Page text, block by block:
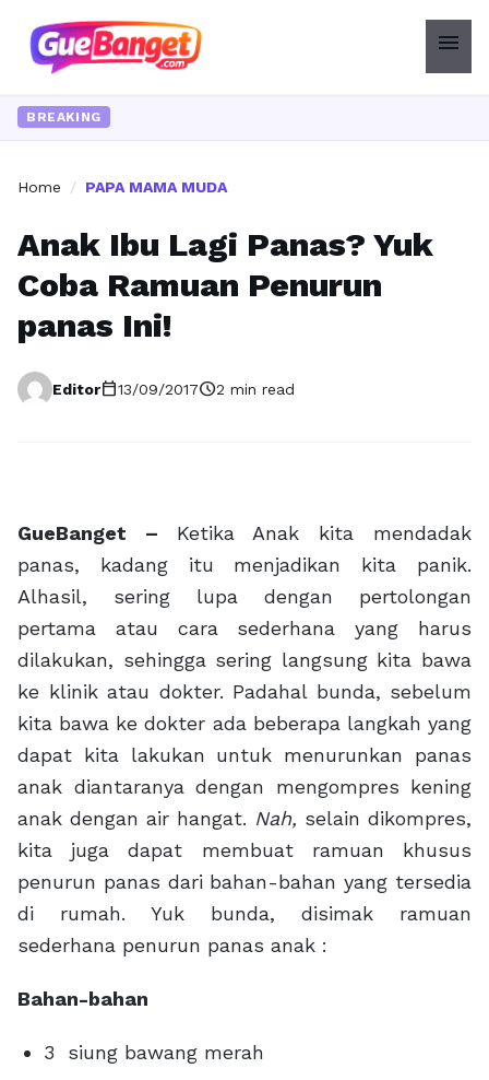
menu
BREAKING
Home / PAPA MAMA MUDA
Anak Ibu Lagi Panas? Yuk
Coba Ramuan Penurun
panas Ini!
Editorcalendar_today13/09/2017schedule2 min read
GueBanget – Ketika Anak kita mendadak
panas, kadang itu menjadikan kita panik.
Alhasil, sering lupa dengan pertolongan
pertama atau cara sederhana yang harus
dilakukan, sehingga sering langsung kita bawa
ke klinik atau dokter. Padahal bunda, sebelum
kita bawa ke dokter ada beberapa langkah yang
dapat kita lakukan untuk menurunkan panas
anak diantaranya dengan mengompres kening
anak dengan air hangat. Nah, selain dikompres,
kita juga dapat membuat ramuan khusus
penurun panas dari bahan-bahan yang tersedia
di rumah. Yuk bunda, disimak ramuan
sederhana penurun panas anak :
Bahan-bahan
3 siung bawang merah